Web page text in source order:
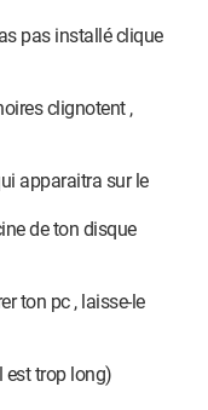
Engine
101
6
-
-
pas installé clique
clignotent ,
apparaitra sur le
de ton disque
ton pc , laisse-le
est trop long)